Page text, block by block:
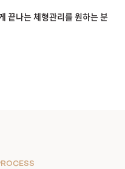
끝나는 체형관리를 원하는 분